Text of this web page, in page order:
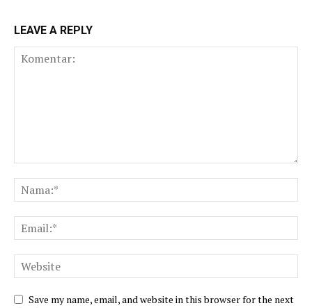
LEAVE A REPLY
Save my name, email, and website in this browser for the next